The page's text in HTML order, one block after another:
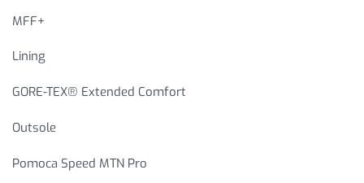
MFF+
Lining
GORE-TEX® Extended Comfort
Outsole
Pomoca Speed MTN Pro